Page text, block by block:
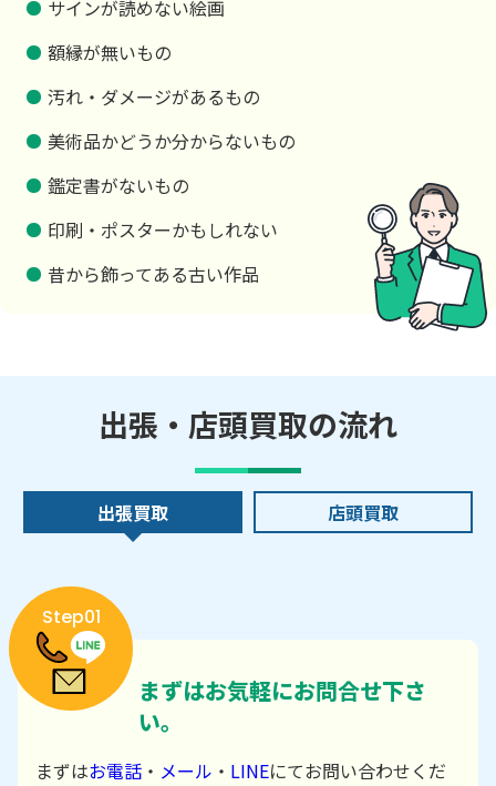
サインが読めない絵画
額縁が無いもの
汚れ・ダメージがあるもの
美術品かどうか分からないもの
鑑定書がないもの
印刷・ポスターかもしれない
昔から飾ってある古い作品
出張・店頭買取の流れ
出張買取 店頭買取
Step01
まずはお気軽にお問合せ下さ
い。
まずはお電話 ・ メール ・ LINEにてお問い合わせくだ